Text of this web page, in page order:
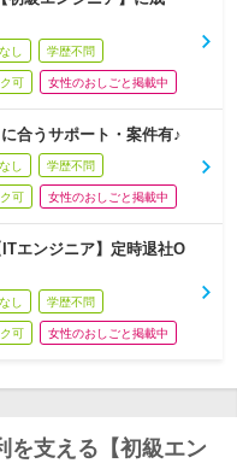
し 学歴不問
可 女性のおしごと掲載中
合うサポート・案件有♪
し 学歴不問
可 女性のおしごと掲載中
エンジニア】定時退社O
し 学歴不問
可 女性のおしごと掲載中
を支える【初級エン